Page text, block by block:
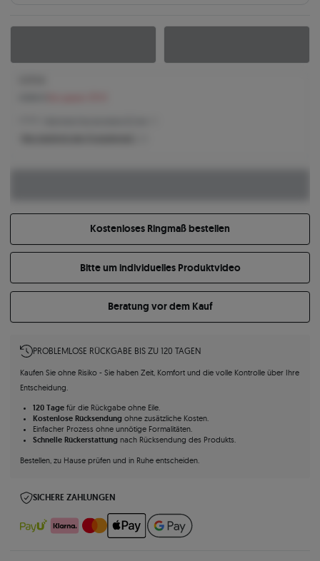
Kostenloses Ringmaß bestellen
Bitte um individuelles Produktvideo
Beratung vor dem Kauf
PROBLEMLOSE RÜCKGABE BIS ZU 120 TAGEN
Kaufen Sie ohne Risiko - Sie haben Zeit, Komfort und die volle Kontrolle über Ihre
Entscheidung.
120 Tagefür die Rückgabe ohne Eile.
Kostenlose Rücksendungohne zusätzliche Kosten.
Einfacher Prozess ohne unnötige Formalitäten.
Schnelle Rückerstattungnach Rücksendung des Produkts.
Bestellen, zu Hause prüfen und in Ruhe entscheiden.
SICHERE ZAHLUNGEN